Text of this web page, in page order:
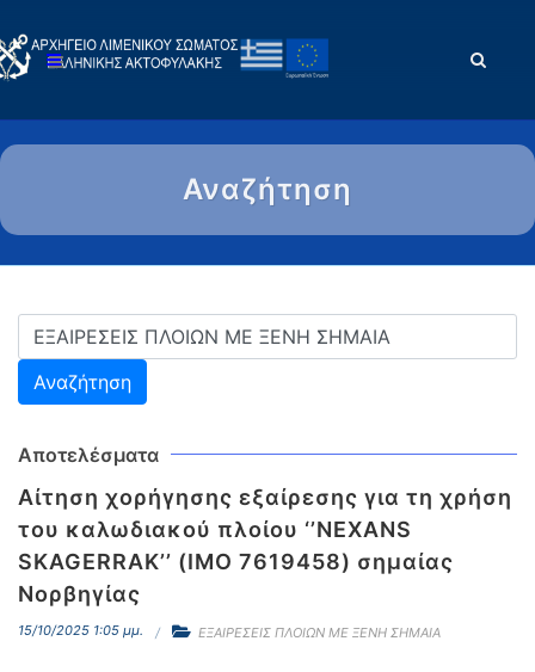
Αναζήτηση
Αποτελέσματα
Αίτηση χορήγησης εξαίρεσης για τη χρήση
του καλωδιακού πλοίου ‘’NEXANS
SKAGERRAK’’ (IMO 7619458) σημαίας
Νορβηγίας
15/10/2025 1:05 μμ. ΕΞΑΙΡΕΣΕΙΣ ΠΛΟΙΩΝ ΜΕ ΞΕΝΗ ΣΗΜΑΙΑ